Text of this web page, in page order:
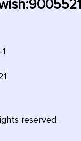
9005521
reserved.